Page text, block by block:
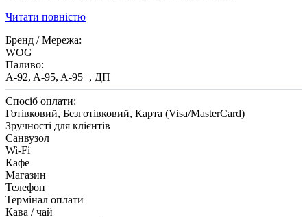
Читати повністю
Бренд / Мережа:
WOG
Паливо:
A-92, A-95, A-95+, ДП
Спосіб оплати:
Готівковий, Безготівковий, Карта (Visa/MasterCard)
Зручності для клієнтів
Санвузол
Wi-Fi
Кафе
Магазин
Телефон
Термінал оплати
Кава / чай